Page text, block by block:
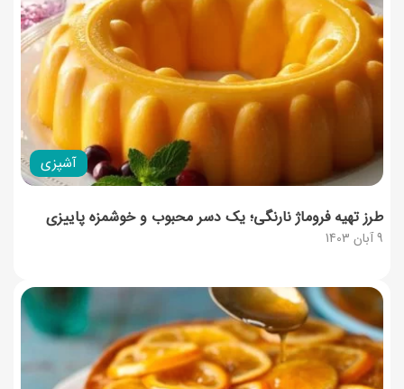
آشپزی
9 آبان 1403
طرز تهیه فروماژ نارنگی؛ یک دسر محبوب و خوشمزه پاییزی